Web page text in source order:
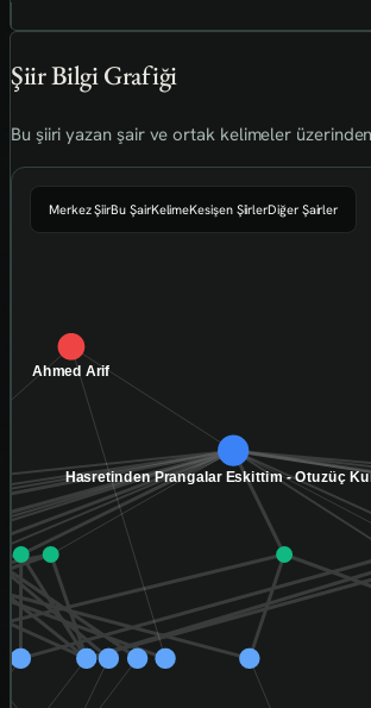
Şiir Bilgi Grafiği
Bu şiiri yazan şair ve ortak kelimeler
Merkez ŞiirBu ŞairKelimeKesişen ŞiirlerDiğer Şairler